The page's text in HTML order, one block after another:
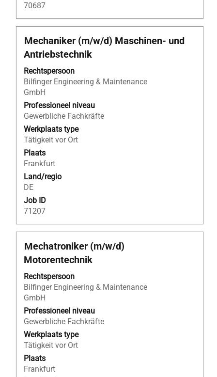
70687
Titel
Mechaniker (m/w/d) Maschinen- und
Antriebstechnik
Rechtspersoon
Bilfinger Engineering & Maintenance
GmbH
Professioneel niveau
Gewerbliche Fachkräfte
Werkplaats type
Tätigkeit vor Ort
Plaats
Frankfurt
Land/regio
DE
Job ID
71207
Selecteer
deze
spatiebalk
om
de
volledige
inhoud
van
de
functiegegevens
weer
te
geven.
Titel
Mechatroniker (m/w/d)
Motorentechnik
Rechtspersoon
Bilfinger Engineering & Maintenance
GmbH
Professioneel niveau
Gewerbliche Fachkräfte
Werkplaats type
Tätigkeit vor Ort
Plaats
Frankfurt
Selecteer
deze
spatiebalk
om
de
volledige
inhoud
van
de
functiegegevens
weer
te
geven.